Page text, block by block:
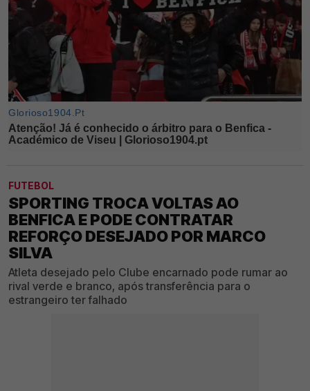
FUTEBOL
SPORTING TROCA VOLTAS AO
BENFICA E PODE CONTRATAR
REFORÇO DESEJADO POR MARCO
SILVA
Atleta desejado pelo Clube encarnado pode rumar ao
rival verde e branco, após transferência para o
estrangeiro ter falhado